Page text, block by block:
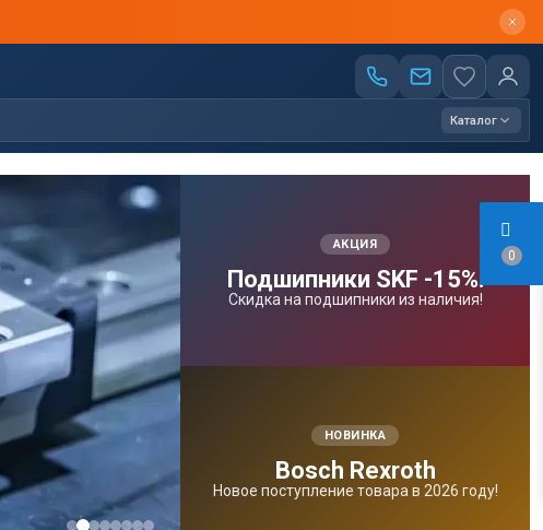
0
Каталог
АКЦИЯ
Подшипники SKF -15%!
Скидка на подшипники из наличия!
НОВИНКА
Bosсh Rexroth
Новое поступление товара в 2026 году!